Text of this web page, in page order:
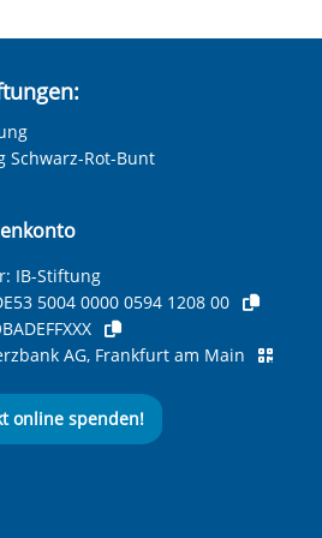
Schwarz-Rot-Bunt
IB-Stiftung
5004 0000 0594 1208 00
AG, Frankfurt am Main
online spenden!